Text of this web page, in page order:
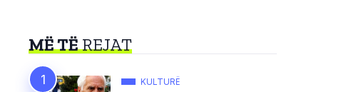
MË TËREJAT
KULTURË